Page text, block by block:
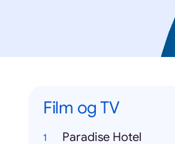
Film og TV
Paradise Hotel